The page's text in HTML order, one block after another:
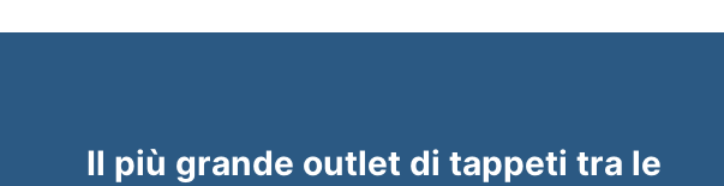
Il più grande outlet di tappeti tra le